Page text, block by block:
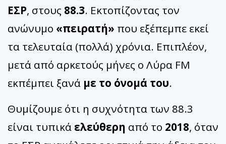
ΕΣΡ, στους 88.3. Εκτοπίζοντας τον
ανώνυμο «πειρατή» που εξέπεμπε εκεί
τα τελευταία (πολλά) χρόνια. Επιπλέον,
μετά από αρκετούς μήνες ο Λύρα FM
εκπέμπει ξανά με το όνομά του.
Θυμίζουμε ότι η συχνότητα των 88.3
είναι τυπικά ελεύθερη από το 2018, όταν